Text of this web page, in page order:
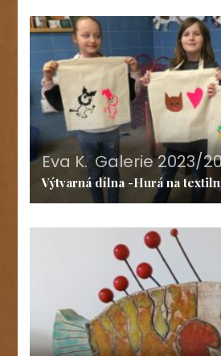
Eva K.,Galerie 2023/
Výtvarná dílna -Hurá na